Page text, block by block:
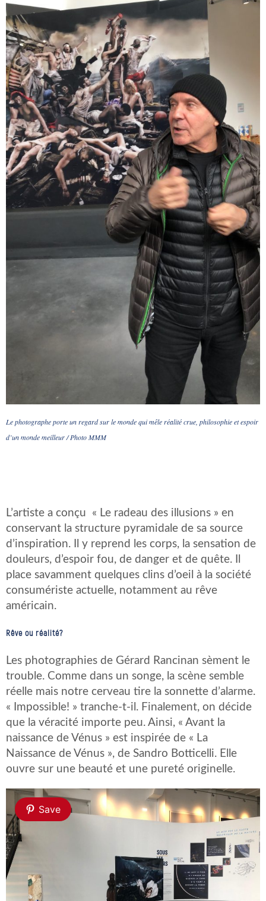
Le photographe porte un regard sur le monde qui mêle réalité crue, philosophie et espoir
d’un monde meilleur / Photo MMM
L’artiste a conçu « Le radeau des illusions » en
conservant la structure pyramidale de sa source
d’inspiration. Il y reprend les corps, la sensation de
douleurs, d’espoir fou, de danger et de quête. Il
place savamment quelques clins d’oeil à la société
consumériste actuelle, notamment au rêve
américain.
Rêve ou réalité?
Les photographies de Gérard Rancinan sèment le
trouble. Comme dans un songe, la scène semble
réelle mais notre cerveau tire la sonnette d’alarme.
« Impossible! » tranche-t-il. Finalement, on décide
que la véracité importe peu. Ainsi, « Avant la
naissance de Vénus » est inspirée de « La
Naissance de Vénus », de Sandro Botticelli. Elle
ouvre sur une beauté et une pureté originelle.
Save